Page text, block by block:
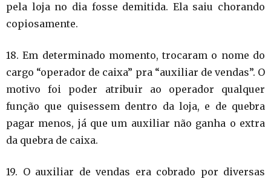
pela loja no dia fosse demitida. Ela saiu chorando
copiosamente.
18. Em determinado momento, trocaram o nome do
cargo “operador de caixa” pra “auxiliar de vendas”. O
motivo foi poder atribuir ao operador qualquer
função que quisessem dentro da loja, e de quebra
pagar menos, já que um auxiliar não ganha o extra
da quebra de caixa.
19. O auxiliar de vendas era cobrado por diversas